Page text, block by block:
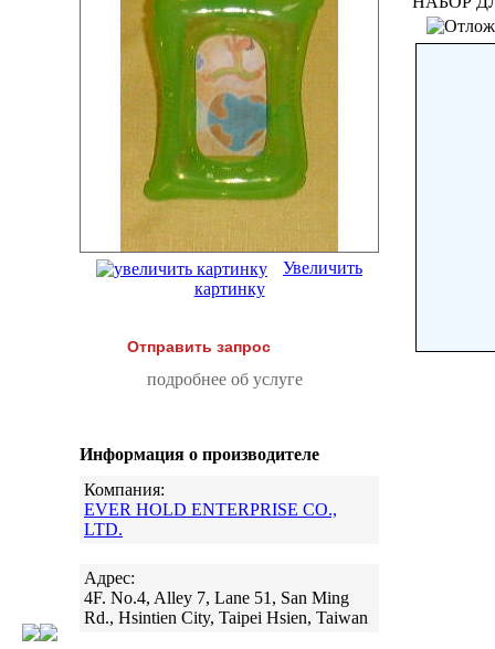
Увеличить
картинку
Отправить запрос
подробнее об услуге
Информация о производителе
Компания:
EVER HOLD ENTERPRISE CO.,
LTD.
Адрес:
4F. No.4, Alley 7, Lane 51, San Ming
Rd., Hsintien City, Taipei Hsien, Taiwan